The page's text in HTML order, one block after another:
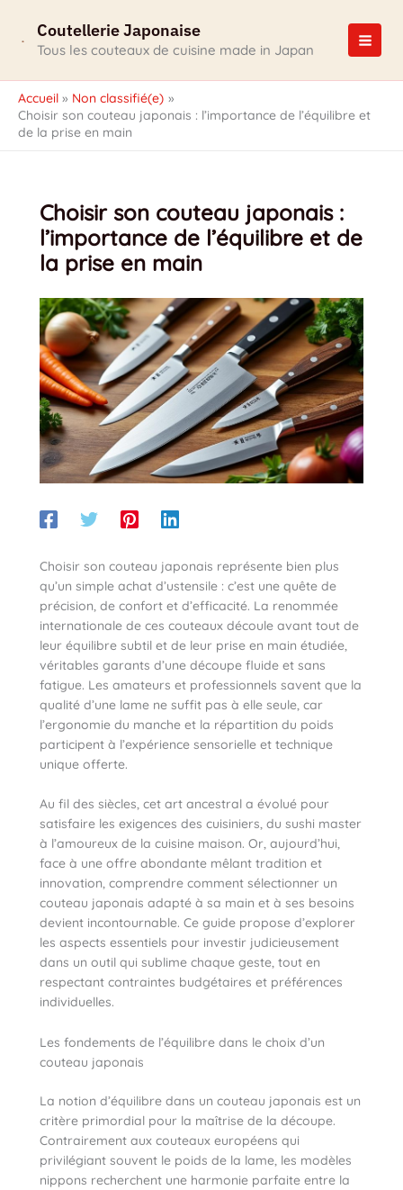
contenu
Coutellerie Japonaise
Tous les couteaux de cuisine made in Japan
Accueil
Non classifié(e)
Choisir son couteau japonais : l’importance de l’équilibre et
de la prise en main
Choisir son couteau japonais :
l’importance de l’équilibre et de
la prise en main
Choisir son couteau japonais représente bien plus
qu’un simple achat d’ustensile : c’est une quête de
précision, de confort et d’efficacité. La renommée
internationale de ces couteaux découle avant tout de
leur équilibre subtil et de leur prise en main étudiée,
véritables garants d’une découpe fluide et sans
fatigue. Les amateurs et professionnels savent que la
qualité d’une lame ne suffit pas à elle seule, car
l’ergonomie du manche et la répartition du poids
participent à l’expérience sensorielle et technique
unique offerte.
Au fil des siècles, cet art ancestral a évolué pour
satisfaire les exigences des cuisiniers, du sushi master
à l’amoureux de la cuisine maison. Or, aujourd’hui,
face à une offre abondante mêlant tradition et
innovation, comprendre comment sélectionner un
couteau japonais adapté à sa main et à ses besoins
devient incontournable. Ce guide propose d’explorer
les aspects essentiels pour investir judicieusement
dans un outil qui sublime chaque geste, tout en
respectant contraintes budgétaires et préférences
individuelles.
Les fondements de l’équilibre dans le choix d’un
couteau japonais
La notion d’équilibre dans un couteau japonais est un
critère primordial pour la maîtrise de la découpe.
Contrairement aux couteaux européens qui
privilégiant souvent le poids de la lame, les modèles
nippons recherchent une harmonie parfaite entre la